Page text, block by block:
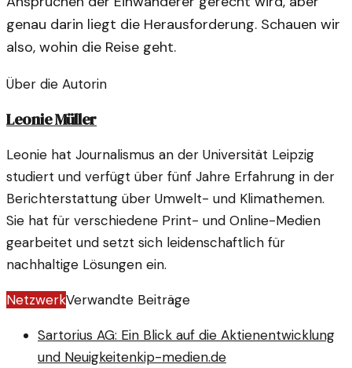
genau darin liegt die Herausforderung. Schauen wir
also, wohin die Reise geht.
Über die Autorin
Leonie Müller
Leonie hat Journalismus an der Universität Leipzig
studiert und verfügt über fünf Jahre Erfahrung in der
Berichterstattung über Umwelt- und Klimathemen.
Sie hat für verschiedene Print- und Online-Medien
gearbeitet und setzt sich leidenschaftlich für
nachhaltige Lösungen ein.
NetzwerkVerwandte Beiträge
Sartorius AG: Ein Blick auf die Aktienentwicklung
und Neuigkeitenkip-medien.de